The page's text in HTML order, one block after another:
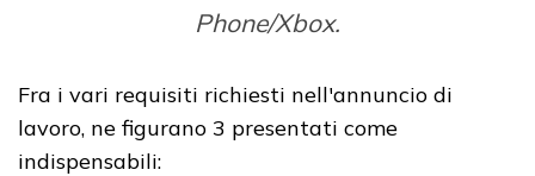
Phone/Xbox.
Fra i vari requisiti richiesti nell'annuncio di
lavoro, ne figurano 3 presentati come
indispensabili: